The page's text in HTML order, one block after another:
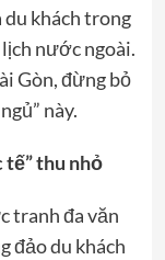
khách trong
nước ngoài.
Gòn, đừng bỏ
này.
tế” thu nhỏ
tranh đa văn
đảo du khách